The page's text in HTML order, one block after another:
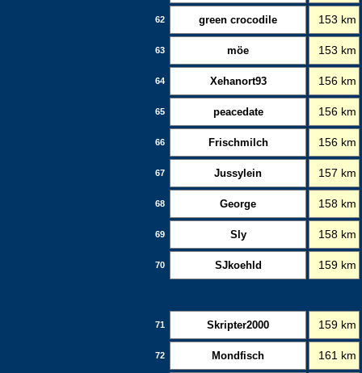
62 green crocodile 153 km
63 möe 153 km
64 Xehanort93 156 km
65 peacedate 156 km
66 Frischmilch 156 km
67 Jussylein 157 km
68 George 158 km
69 Sly 158 km
70 SJkoehld 159 km
71 Skripter2000 159 km
72 Mondfisch 161 km